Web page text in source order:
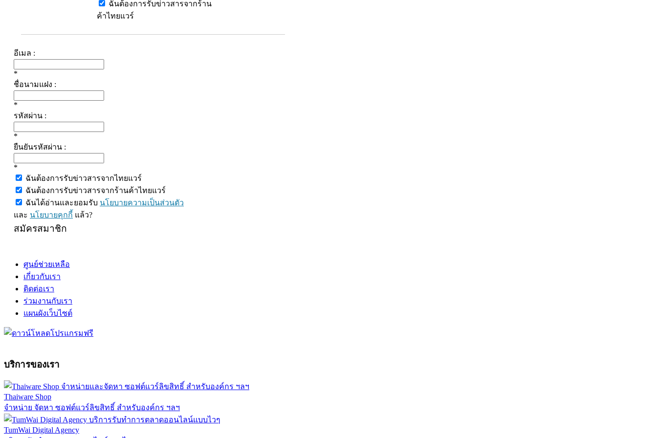
ฉันต้องการรับข่าวสารจากร้าน
ค้าไทยแวร์
อีเมล :
*
ชื่อนามแฝง :
*
รหัสผ่าน :
*
ยืนยันรหัสผ่าน :
*
ฉันต้องการรับข่าวสารจากไทยแวร์
ฉันต้องการรับข่าวสารจากร้านค้าไทยแวร์
ฉันได้อ่านและยอมรับ นโยบายความเป็นส่วนตัว
และ นโยบายคุกกี้ แล้ว?
สมัครสมาชิก
ศูนย์ช่วยเหลือ
เกี่ยวกับเรา
ติดต่อเรา
ร่วมงานกับเรา
แผนผังเว็บไซต์
บริการของเรา
Thaiware Shop
จำหน่าย จัดหา ซอฟต์แวร์ลิขสิทธิ์ สำหรับองค์กร ฯลฯ
TumWai Digital Agency